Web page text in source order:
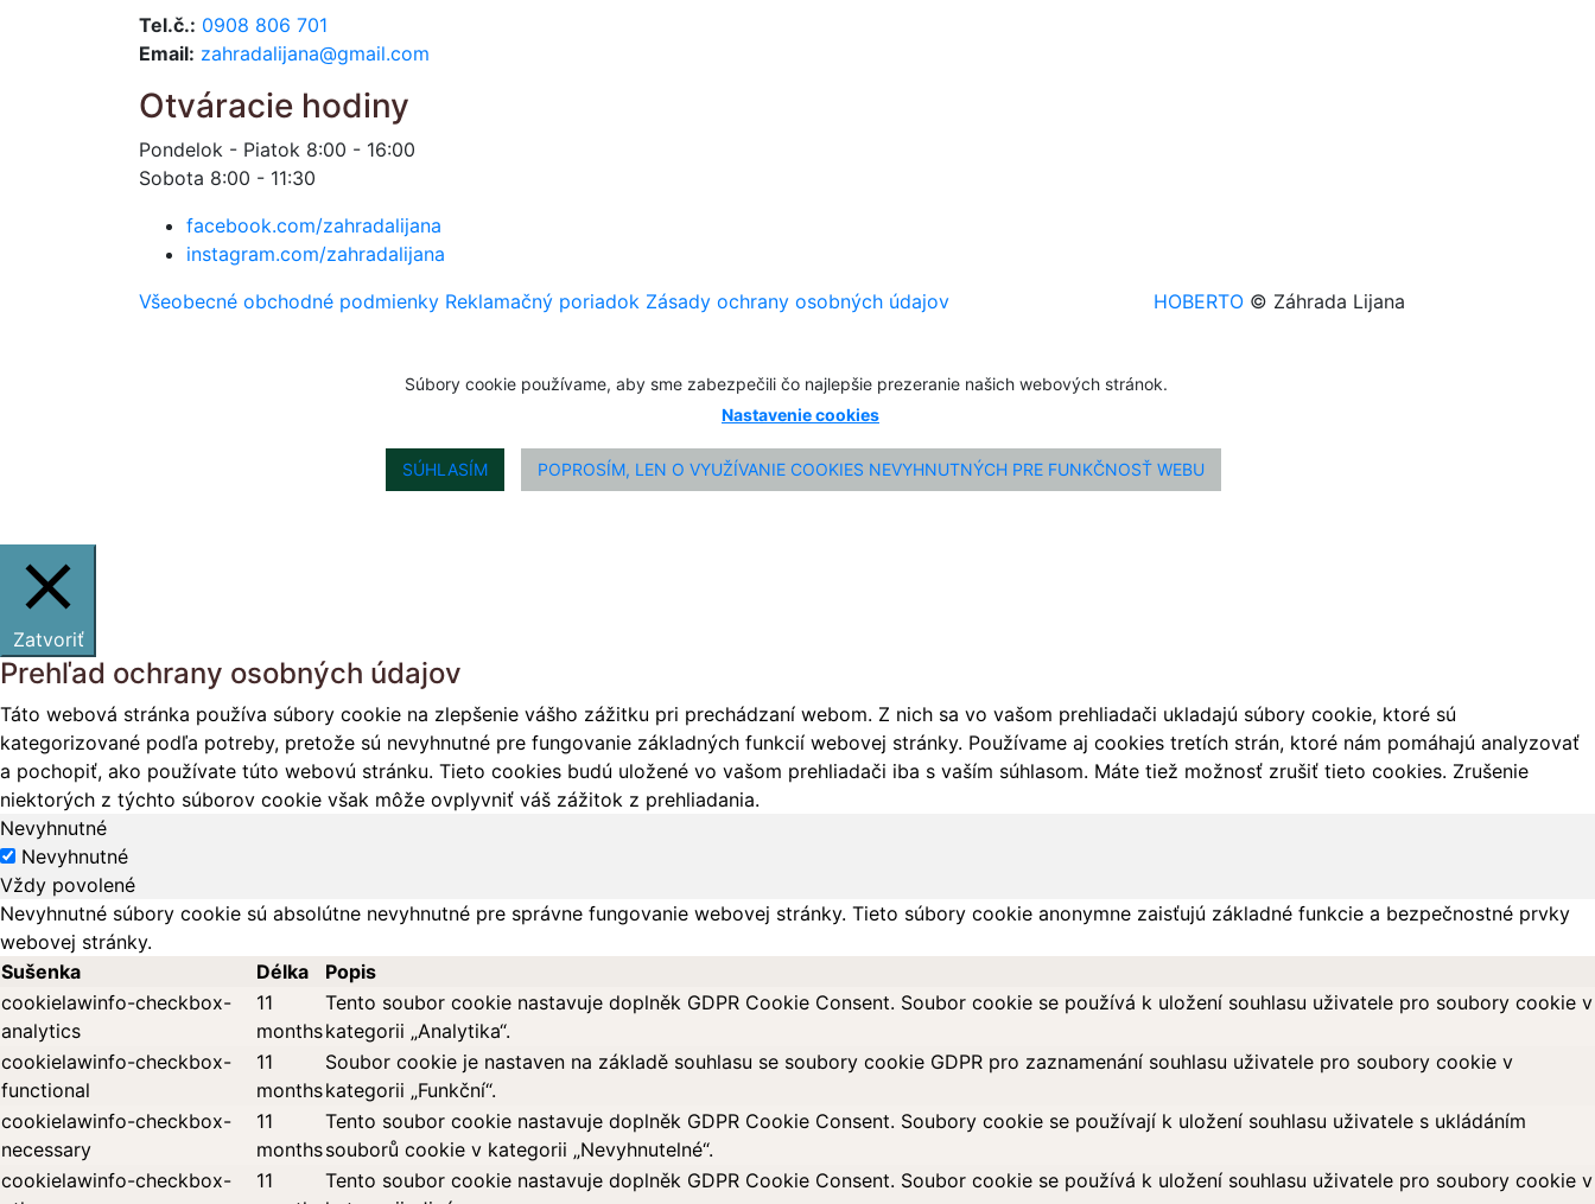
Tel.č.: 0908 806 701
Email: zahradalijana@gmail.com
Otváracie hodiny
Pondelok - Piatok 8:00 - 16:00
Sobota 8:00 - 11:30
facebook.com/zahradalijana
instagram.com/zahradalijana
Všeobecné obchodné podmienky Reklamačný poriadok Zásady ochrany osobných údajov HOBERTO © Záhrada Lijana
Súbory cookie používame, aby sme zabezpečili čo najlepšie prezeranie našich webových stránok.
Nastavenie cookies
SÚHLASÍM POPROSÍM, LEN O VYUŽÍVANIE COOKIES NEVYHNUTNÝCH PRE FUNKČNOSŤ WEBU
Zatvoriť
Prehľad ochrany osobných údajov
Táto webová stránka používa súbory cookie na zlepšenie vášho zážitku pri prechádzaní webom. Z nich sa vo vašom prehliadači ukladajú súbory cookie, ktoré sú
kategorizované podľa potreby, pretože sú nevyhnutné pre fungovanie základných funkcií webovej stránky. Používame aj cookies tretích strán, ktoré nám pomáhajú analyzovať
a pochopiť, ako používate túto webovú stránku. Tieto cookies budú uložené vo vašom prehliadači iba s vaším súhlasom. Máte tiež možnosť zrušiť tieto cookies. Zrušenie
niektorých z týchto súborov cookie však môže ovplyvniť váš zážitok z prehliadania.
Nevyhnutné
Nevyhnutné
Vždy povolené
Nevyhnutné súbory cookie sú absolútne nevyhnutné pre správne fungovanie webovej stránky. Tieto súbory cookie anonymne zaisťujú základné funkcie a bezpečnostné prvky
webovej stránky.
Sušenka
Délka
Popis
cookielawinfo-checkbox-
analytics
11
months
Tento soubor cookie nastavuje doplněk GDPR Cookie Consent. Soubor cookie se používá k uložení souhlasu uživatele pro soubory cookie v
kategorii „Analytika“.
cookielawinfo-checkbox-
functional
11
months
Soubor cookie je nastaven na základě souhlasu se soubory cookie GDPR pro zaznamenání souhlasu uživatele pro soubory cookie v
kategorii „Funkční“.
cookielawinfo-checkbox-
necessary
11
months
Tento soubor cookie nastavuje doplněk GDPR Cookie Consent. Soubory cookie se používají k uložení souhlasu uživatele s ukládáním
souborů cookie v kategorii „Nevyhnutelné“.
cookielawinfo-checkbox-
11
Tento soubor cookie nastavuje doplněk GDPR Cookie Consent. Soubor cookie se používá k uložení souhlasu uživatele pro soubory cookie v